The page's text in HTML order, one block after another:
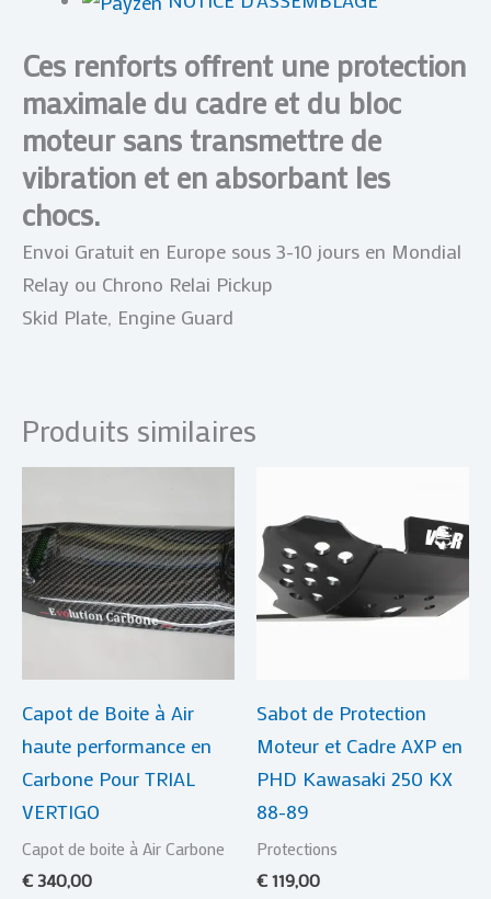
Ces renforts offrent une protection
maximale du cadre et du bloc
moteur sans transmettre de
vibration et en absorbant les
chocs.
Envoi Gratuit en Europe sous 3-10 jours en Mondial
Relay ou Chrono Relai Pickup
Skid Plate, Engine Guard
Produits similaires
Capot de Boite à Air
haute performance en
Carbone Pour TRIAL
VERTIGO
Capot de boite à Air Carbone
€ 340,00
Sabot de Protection
Moteur et Cadre AXP en
PHD Kawasaki 250 KX
88-89
Protections
€119,00